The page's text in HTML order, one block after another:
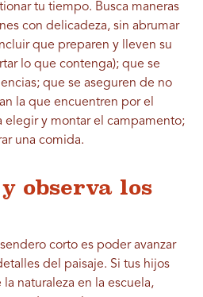
tu tiempo. Busca maneras
con delicadeza, sin abrumar
que preparen y lleven su
lo que contenga); que se
que se aseguren de no
la que encuentren por el
elegir y montar el campamento;
una comida.
observa los
corto es poder avanzar
del paisaje. Si tus hijos
naturaleza en la escuela,